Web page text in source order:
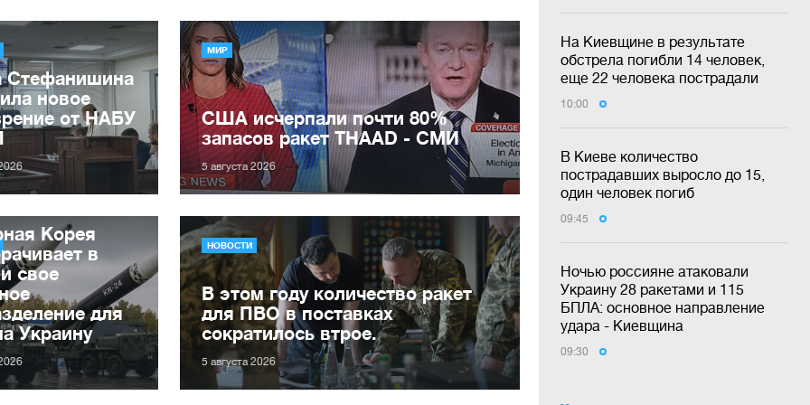
На Киевщине в результате
обстрела погибли 14 человек,
еще 22 человека пострадали
10:00
В Киеве количество
пострадавших выросло до 15,
один человек погиб
09:45
Ночью россияне атаковали
Украину 28 ракетами и 115
БПЛА: основное направление
удара - Киевщина
09:30
Стефанишина
новое
от НАБУ
МИР
США исчерпали почти 80%
запасов ракет THAAD - СМИ
5 августа 2026
Корея
в
свое
для
Украину
НОВОСТИ
В этом году количество ракет
для ПВО в поставках
сократилось втрое.
5 августа 2026